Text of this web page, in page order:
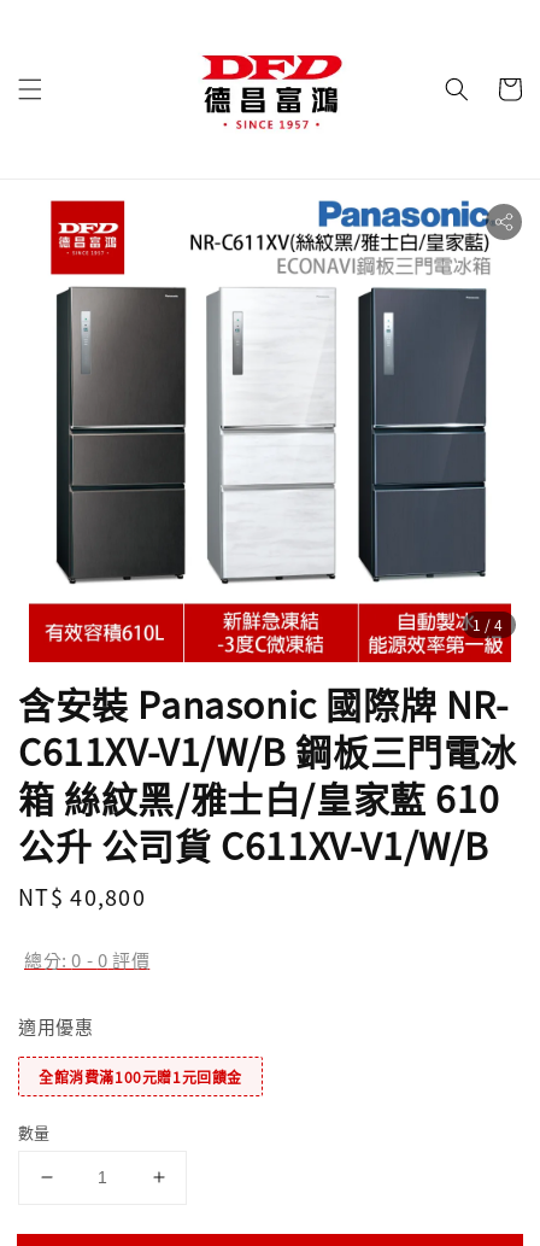
1 /4
含安裝 Panasonic 國際牌 NR-
C611XV-V1/W/B 鋼板三門電冰
箱 絲紋黑/雅士白/皇家藍 610
公升 公司貨 C611XV-V1/W/B
Regular
NT$ 40,800
總分:0 -0評價
適用優惠
全館消費滿100元贈1元回饋金
數量